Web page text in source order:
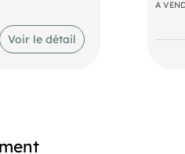
Voir le détail
Une
- 1
A